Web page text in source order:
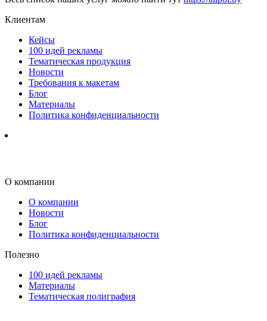
Клиентам
Кейсы
100 идей рекламы
Тематическая продукция
Новости
Требования к макетам
Блог
Материалы
Политика конфиденциальности
О компании
О компании
Новости
Блог
Политика конфиденциальности
Полезно
100 идей рекламы
Материалы
Тематическая полиграфия